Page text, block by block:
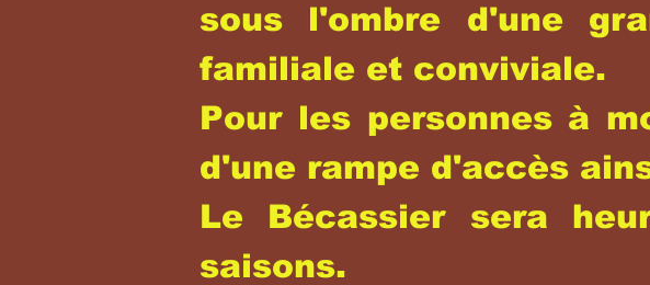
sous l'ombre d'une
familiale et conviviale.
Pour les personnes à
d'une rampe d'accès
Le Bécassier sera
saisons.